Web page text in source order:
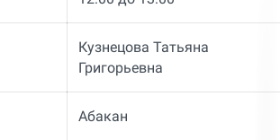
Кузнецова Татьяна
Григорьевна
Абакан